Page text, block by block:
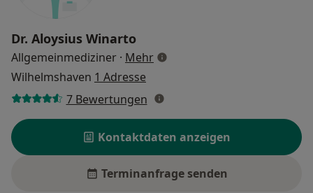
Dr. Aloysius Winarto
Allgemeinmediziner · Mehrüber Spezialisierungen
Wilhelmshaven 1 Adresse
7 Bewertungen
Kontaktdaten anzeigen
Terminanfrage senden